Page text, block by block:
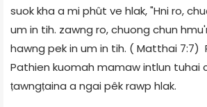
suok kha a mi phût ve hlak, "Hni ro,
um in tih. zawng ro, chuong chun
hawng pek in um in tih. ( Matthai 7:7)
Pathien kuomah mamaw intlun tuhai
ṭawngṭaina a ngai pêk rawp hlak.